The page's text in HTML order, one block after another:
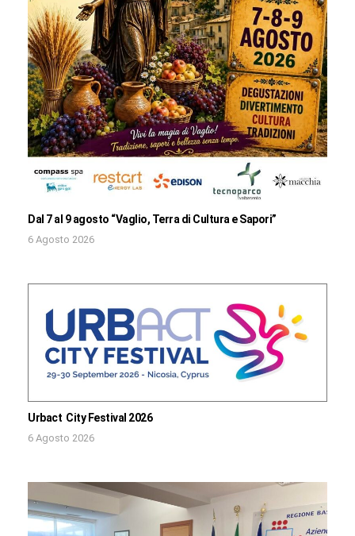
Dal 7 al 9 agosto “Vaglio, Terra di Cultura e Sapori”
6 Agosto 2026
Urbact City Festival 2026
6 Agosto 2026